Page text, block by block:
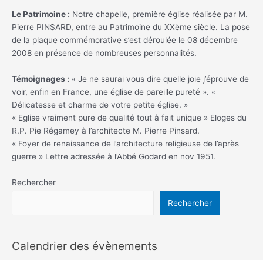
Le Patrimoine : Notre chapelle, première église réalisée par M.
Pierre PINSARD, entre au Patrimoine du XXème siècle. La pose
de la plaque commémorative s’est déroulée le 08 décembre
2008 en présence de nombreuses personnalités.
Témoignages : « Je ne saurai vous dire quelle joie j’éprouve de
voir, enfin en France, une église de pareille pureté ». «
Délicatesse et charme de votre petite église. »
« Eglise vraiment pure de qualité tout à fait unique » Eloges du
R.P. Pie Régamey à l’architecte M. Pierre Pinsard.
« Foyer de renaissance de l’architecture religieuse de l’après
guerre » Lettre adressée à l’Abbé Godard en nov 1951.
Rechercher
Rechercher
Calendrier des évènements